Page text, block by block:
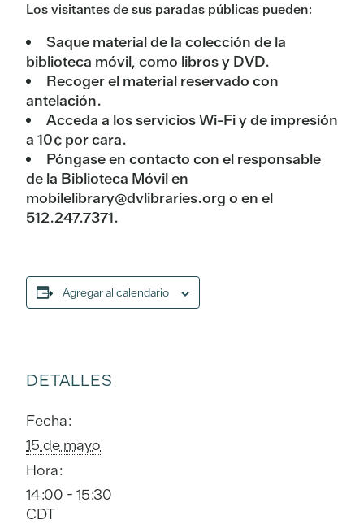
Los visitantes de sus paradas públicas pueden:
Saque material de la colección de la
biblioteca móvil, como libros y DVD.
Recoger el material reservado con
antelación.
Acceda a los servicios Wi-Fi y de impresión
a 10¢ por cara.
Póngase en contacto con el responsable
de la Biblioteca Móvil en
mobilelibrary@dvlibraries.org o en el
512.247.7371.
Agregar al calendario
DETALLES
Fecha:
15 de mayo
Hora:
14:00 - 15:30
CDT